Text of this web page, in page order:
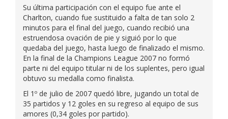
Su última participación con el equipo fue ante el
Charlton, cuando fue sustituido a falta de tan solo 2
minutos para el final del juego, cuando recibió una
estruendosa ovación de pie y siguió por lo que
quedaba del juego, hasta luego de finalizado el mismo.
En la final de la Champions League 2007 no formó
parte ni del equipo titular ni de los suplentes, pero igual
obtuvo su medalla como finalista.
El 1º de julio de 2007 quedó libre, jugando un total de
35 partidos y 12 goles en su regreso al equipo de sus
amores (0,34 goles por partido).